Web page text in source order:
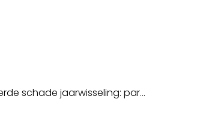
Verzekerde schade jaarwisseling: particuliere schade relatief laag, zakelijk tientallen miljoenen